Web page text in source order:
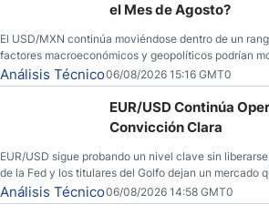
el Mes de Agosto?
El USD/MXN continúa moviéndose dentro de un
factores macroeconómicos y geopolíticos podrían
dominado al mercado en las últimas semanas.
Análisis Técnico06/08/2026 15:16 GMT0
EUR/USD Continúa
Convicción Clara
EUR/USD sigue probando un nivel clave sin
de la Fed y los titulares del Golfo dejan un mercado
convicción real.
Análisis Técnico06/08/2026 14:58 GMT0